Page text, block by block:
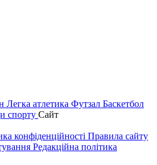
Легка атлетика Футзал Баскетбол
спорту Сайт
конфіденційності Правила сайту
Редакційна політика